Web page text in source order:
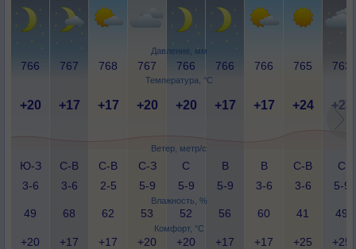
Давление, мм
Температура, °C
Ветер, метр/с
Влажность, %
Комфорт, °C
766 767 768 767 766 766 766 765 763
+20 +17 +17 +20 +20 +17 +17 +24 +23
Ю-З
3-6
С-В
3-6
С-В
2-5
С-З
5-9
С
5-9
В
5-9
В
3-6
С-В
3-6
С
5-9
49 68 62 53 52 56 60 41 49
+20 +17 +17 +20 +20 +17 +17 +25 +25